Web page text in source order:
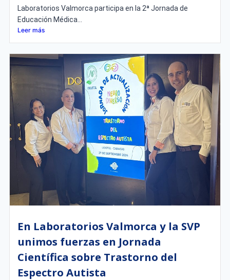
Laboratorios Valmorca participa en la 2ª Jornada de
Educación Médica...
Leer más
En Laboratorios Valmorca y la SVP
unimos fuerzas en Jornada
Científica sobre Trastorno del
Espectro Autista